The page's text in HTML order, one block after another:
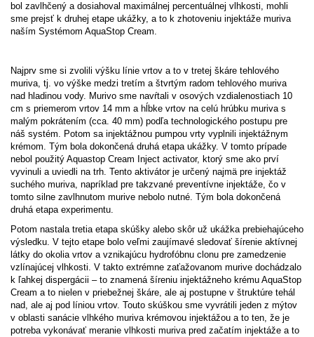
bol zavlhčený a dosiahoval maximálnej percentuálnej vlhkosti, mohli
sme prejsť k druhej etape ukážky, a to k zhotoveniu injektáže muriva
naším Systémom AquaStop Cream.
Najprv sme si zvolili výšku línie vrtov a to v tretej škáre tehlového
muriva, tj. vo výške medzi tretím a štvrtým radom tehlového muriva
nad hladinou vody. Murivo sme navŕtali v osových vzdialenostiach 10
cm s priemerom vrtov 14 mm a hĺbke vrtov na celú hrúbku muriva s
malým pokrátením (cca. 40 mm) podľa technologického postupu pre
náš systém. Potom sa injektážnou pumpou vrty vyplnili injektážnym
krémom. Tým bola dokončená druhá etapa ukážky. V tomto prípade
nebol použitý Aquastop Cream Inject activator, ktorý sme ako prví
vyvinuli a uviedli na trh. Tento aktivátor je určený najmä pre injektáž
suchého muriva, napríklad pre takzvané preventívne injektáže, čo v
tomto silne zavlhnutom murive nebolo nutné. Tým bola dokončená
druhá etapa experimentu.
Potom nastala tretia etapa skúšky alebo skôr už ukážka prebiehajúceho
výsledku. V tejto etape bolo veľmi zaujímavé sledovať šírenie aktívnej
látky do okolia vrtov a vznikajúcu hydrofóbnu clonu pre zamedzenie
vzlínajúcej vlhkosti. V takto extrémne zaťažovanom murive dochádzalo
k ľahkej dispergácii – to znamená šíreniu injektážneho krému AquaStop
Cream a to nielen v priebežnej škáre, ale aj postupne v štruktúre tehál
nad, ale aj pod líniou vrtov. Touto skúškou sme vyvrátili jeden z mýtov
v oblasti sanácie vlhkého muriva krémovou injektážou a to ten, že je
potreba vykonávať meranie vlhkosti muriva pred začatím injektáže a to